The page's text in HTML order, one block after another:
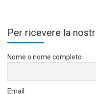
Per ricevere la
Nome o nome completo
Email